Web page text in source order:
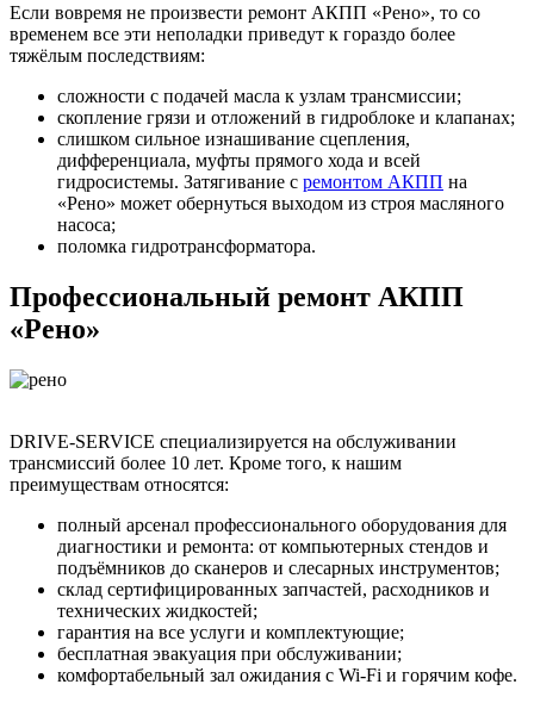
Если вовремя не произвести ремонт АКПП «Рено», то со
временем все эти неполадки приведут к гораздо более
тяжёлым последствиям:
сложности с подачей масла к узлам трансмиссии;
скопление грязи и отложений в гидроблоке и клапанах;
слишком сильное изнашивание сцепления,
дифференциала, муфты прямого хода и всей
гидросистемы. Затягивание с ремонтом АКПП на
«Рено» может обернуться выходом из строя масляного
насоса;
поломка гидротрансформатора.
Профессиональный ремонт АКПП
«Рено»
DRIVE-SERVICE специализируется на обслуживании
трансмиссий более 10 лет. Кроме того, к нашим
преимуществам относятся:
полный арсенал профессионального оборудования для
диагностики и ремонта: от компьютерных стендов и
подъёмников до сканеров и слесарных инструментов;
склад сертифицированных запчастей, расходников и
технических жидкостей;
гарантия на все услуги и комплектующие;
бесплатная эвакуация при обслуживании;
комфортабельный зал ожидания с Wi-Fi и горячим кофе.